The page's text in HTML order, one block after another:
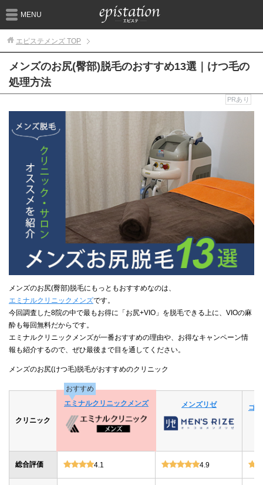
MENU
エピステメンズ TOP
メンズのお尻(臀部)脱毛のおすすめ13選｜けつ毛の
処理方法
PRあり
メンズのお尻(臀部)脱毛にもっともおすすめなのは、
エミナルクリニックメンズです。
今回調査した8院の中で最もお得に「お尻+VIO」を脱毛できる上に、VIOの麻
酔も毎回無料だからです。
エミナルクリニックメンズが一番おすすめの理由や、お得なキャンペーン情
報も紹介するので、ぜひ最後まで目を通してください。
メンズのお尻(けつ毛)脱毛がおすすめのクリニック
クリニック
おすすめ
エミナルクリニックメンズ
メンズリゼ ゴ
総合評価 4.1 4.9